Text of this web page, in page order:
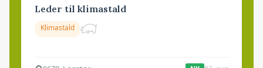
Leder til klimastald
Klimastald